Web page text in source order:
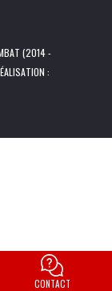
(2014 -
:
CONTACT